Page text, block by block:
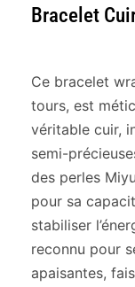
Bracelet
Ce bracelet
tours, est
véritable cuir,
semi-
des perles
pour sa
stabiliser
reconnu pour
apaisantes,